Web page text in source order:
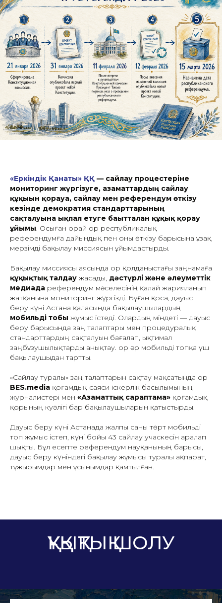
«Еркіндік Қанаты» ҚҚ — сайлау процестеріне
мониторинг жүргізуге, азаматтардың сайлау
құқығын қорғауға, сайлау мен референдум өткізу
кезінде демократия стандарттарының
сақталуына ықпал етуге бағытталған құқық қорғау
ұйымы . Осыған орай Қор республикалық
референдумға дайындық пен оны өткізу барысына ұзақ
мерзімді бақылау миссиясын ұйымдастырды.
Бақылау миссиясы аясында Қор қолданыстағы заңнамаға
құқықтық талдау жасады, дәстүрлі және әлеуметтік
медиада референдум мәселесінің қалай жарияланып
жатқанына мониторинг жүргізді. Бұған қоса, дауыс
беру күні Астана қаласында бақылаушылардың
мобильді тобы жұмыс істеді. Олардың міндеті — дауыс
беру барысында заң талаптары мен процедуралық
стандарттардың сақталуын бағалап, ықтимал
заңбұзушылықтарды анықтау. Қор әр мобильді топқа үш
бақылаушыдан тартты.
«Сайлау туралы» заң талаптарын сақтау мақсатында Қор
BES.media қоғамдық-саяси іскерлік басылымының
журналистері мен «Азаматтық сараптама» қоғамдық
қорының куәлігі бар бақылаушыларын қатыстырды.
Дауыс беру күні Астанада жалпы саны төрт мобильді
топ жұмыс істеп, күні бойы 43 сайлау учаскесін аралап
шықты. Бұл есепте референдум науқанының барысы,
дауыс беру күніндегі бақылау жұмысы туралы ақпарат,
тұжырымдар мен ұсынымдар қамтылған.
ҚҰҚЫҚТЫҚ ШОЛУ